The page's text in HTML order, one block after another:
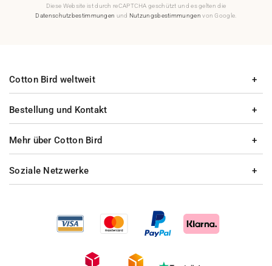
Diese Website ist durch reCAPTCHA geschützt und es gelten die
Datenschutzbestimmungen und Nutzungsbestimmungen von Google.
Bestellung und Kontakt
Mehr über Cotton Bird
Cotton Bird weltweit
Soziale Netzwerke